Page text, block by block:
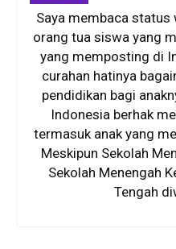
Saya membaca
orang tua siswa yang
yang memposting di
curahan hatinya
pendidikan bagi
Indonesia berhak
termasuk anak yang
Meskipun Sekolah
Sekolah Menengah
Tengah